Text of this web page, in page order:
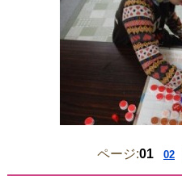
ページ:01 02